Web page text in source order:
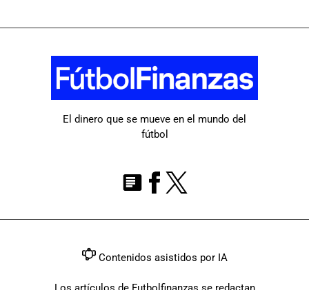
El dinero que se mueve en el mundo del
fútbol
Contenidos asistidos por IA